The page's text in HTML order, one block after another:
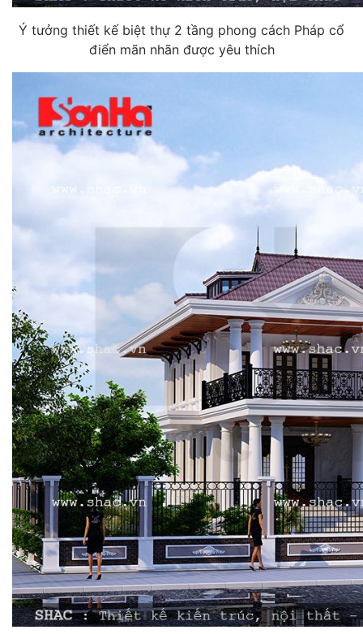
Ý tưởng thiết kế biệt thự 2 tầng phong cách Pháp cổ
điển mãn nhãn được yêu thích